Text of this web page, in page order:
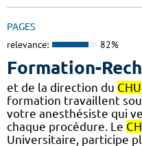
PAGES
relevance: 82%
Formation-
et de la direction du CHU
formation travaillent
votre anesthésiste qui
chaque procédure. Le
Universitaire, participe